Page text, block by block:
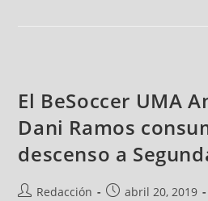
El BeSoccer UMA
Dani Ramos
descenso a
Redacción abril 20, 2019